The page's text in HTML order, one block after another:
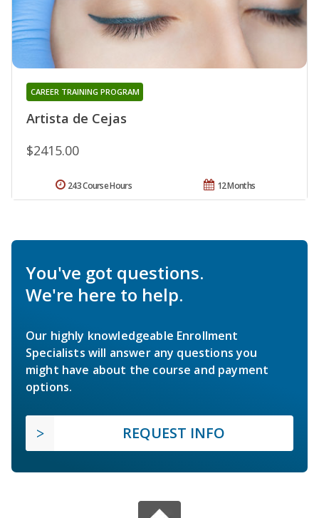
Artista de Cejas
CAREER TRAINING PROGRAM
$2415.00
12 Months
243 Course Hours
You've got questions.
We're here to help.
Our highly knowledgeable Enrollment
Specialists will answer any questions you
might have about the course and payment
options.
REQUEST INFO